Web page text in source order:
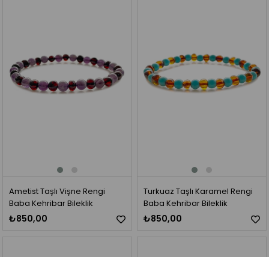
Ametist Taşlı Vişne Rengi
Baba Kehribar Bileklik
₺850,00
Turkuaz Taşlı Karamel Rengi
Baba Kehribar Bileklik
₺850,00